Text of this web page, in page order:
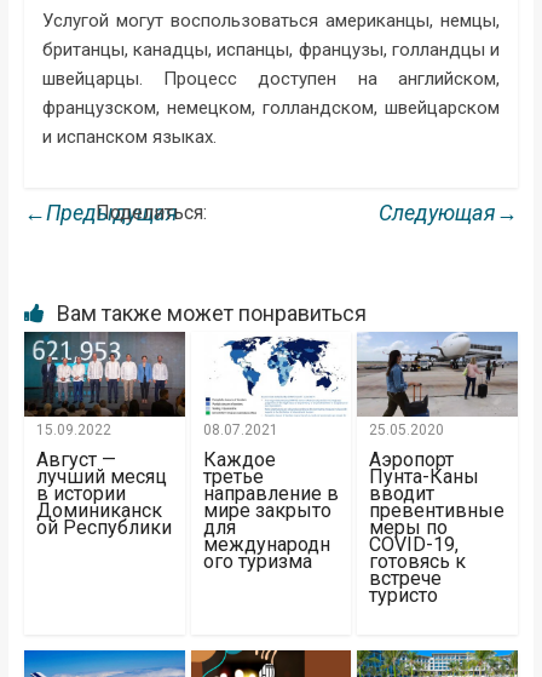
Услугой могут воспользоваться американцы, немцы,
британцы, канадцы, испанцы, французы, голландцы и
швейцарцы. Процесс доступен на английском,
французском, немецком, голландском, швейцарском
и испанском языках.
←Предыдущая Следующая→
Поделиться:
Вам также может понравиться
15.09.2022
Август —
лучший месяц
в истории
Доминиканск
ой Республики
08.07.2021
Каждое
третье
направление в
мире закрыто
для
международн
ого туризма
25.05.2020
Аэропорт
Пунта-Каны
вводит
превентивные
меры по
COVID-19,
готовясь к
встрече
туристо